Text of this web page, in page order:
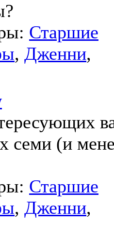
Старшие
, Дженни,
семи (и
Старшие
, Дженни,